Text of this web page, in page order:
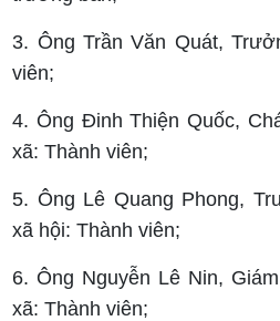
3. Ông Trần Văn Quát,
viên;
4. Ông Đinh Thiện Quốc,
xã: Thành viên;
5. Ông Lê Quang Phong,
xã hội: Thành viên;
6. Ông Nguyễn Lê Nin,
xã: Thành viên;